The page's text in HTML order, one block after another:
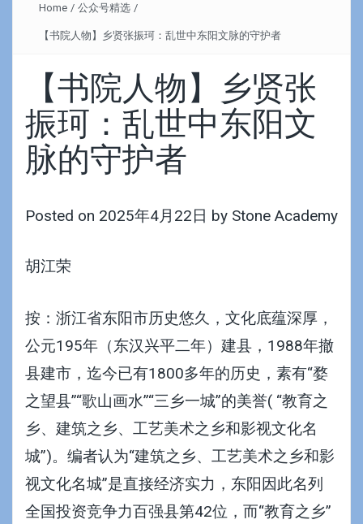
Home / 公众号精选 /
【书院人物】乡贤张振珂：乱世中东阳文脉的守护者
【书院人物】乡贤张
振珂：乱世中东阳文
脉的守护者
Posted on 2025年4月22日 by Stone Academy
胡江荣
按：浙江省东阳市历史悠久，文化底蕴深厚，
公元195年（东汉兴平二年）建县，1988年撤
县建市，迄今已有1800多年的历史，素有“婺
之望县”“歌山画水”“三乡一城”的美誉( “教育之
乡、建筑之乡、工艺美术之乡和影视文化名
城”)。编者认为“建筑之乡、工艺美术之乡和影
视文化名城”是直接经济实力，东阳因此名列
全国投资竞争力百强县第42位，而“教育之乡”